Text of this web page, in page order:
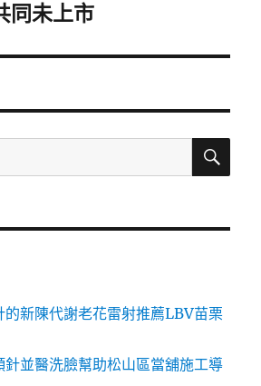
同未上市
搜
的新陳代謝老花雷射推薦LBV苗栗
針並醫洗臉幫助松山區當舖施工導